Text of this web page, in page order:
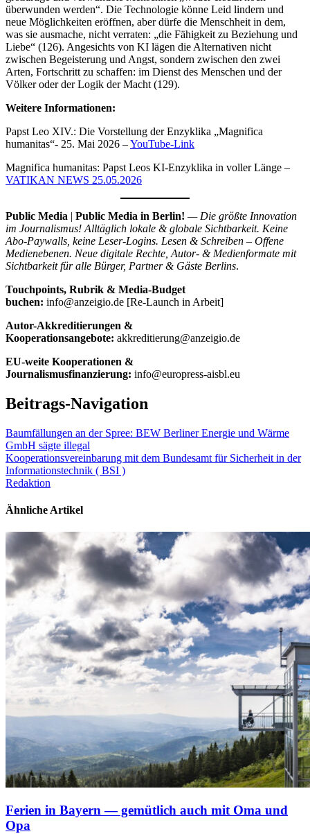
überwunden werden“. Die Technologie könne Leid lindern und
neue Möglichkeiten eröffnen, aber dürfe die Menschheit in dem,
was sie ausmache, nicht verraten: „die Fähigkeit zu Beziehung und
Liebe“ (126). Angesichts von KI lägen die Alternativen nicht
zwischen Begeisterung und Angst, sondern zwischen den zwei
Arten, Fortschritt zu schaffen: im Dienst des Menschen und der
Völker oder der Logik der Macht (129).
Weitere Informationen:
Papst Leo XIV.: Die Vorstellung der Enzyklika „Magnifica
humanitas“- 25. Mai 2026 –YouTube-Link
Magnifica humanitas: Papst Leos KI-Enzyklika in voller Länge –
VATIKAN NEWS 25.05.2026
Public Media | Public Media in Berlin! — Die größte Innovation
im Journalismus! Alltäglich lokale & globale Sichtbarkeit. Keine
Abo-Paywalls, keine Leser-Logins. Lesen & Schreiben – Offene
Medienebenen. Neue digitale Rechte, Autor- & Medienformate mit
Sichtbarkeit für alle Bürger, Partner & Gäste Berlins.
Touchpoints, Rubrik & Media-Budget
buchen: info@anzeigio.de [Re-Launch in Arbeit]
Autor-Akkreditierungen &
Kooperationsangebote: akkreditierung@anzeigio.de
EU-weite Kooperationen &
Journalismusfinanzierung: info@europress-aisbl.eu
Beitrags-Navigation
Baumfällungen an der Spree: BEW Berliner Energie und Wärme
GmbH sägte illegal
Kooperationsvereinbarung mit dem Bundesamt für Sicherheit in der
Informationstechnik ( BSI )
Redaktion
Ähnliche Artikel
Ferien in Bayern — gemütlich auch mit Oma und
Opa